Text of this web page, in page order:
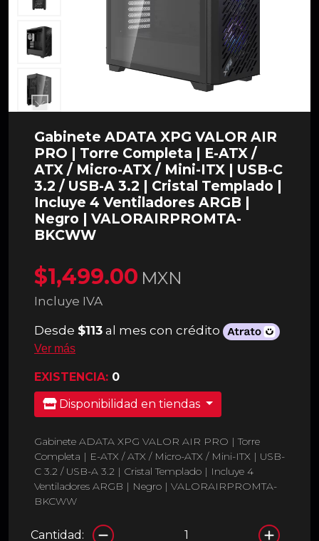
Gabinete ADATA XPG VALOR AIR
PRO | Torre Completa | E-ATX /
ATX / Micro-ATX / Mini-ITX | USB-C
3.2 / USB-A 3.2 | Cristal Templado |
Incluye 4 Ventiladores ARGB |
Negro | VALORAIRPROMTA-
BKCWW
$1,499.00 MXN
Incluye IVA
Desde $113 al mes con crédito
Ver más
EXISTENCIA: 0
Disponibilidad en tiendas
Gabinete ADATA XPG VALOR AIR PRO | Torre
Completa | E-ATX / ATX / Micro-ATX / Mini-ITX | USB-
C 3.2 / USB-A 3.2 | Cristal Templado | Incluye 4
Ventiladores ARGB | Negro | VALORAIRPROMTA-
BKCWW
Cantidad: